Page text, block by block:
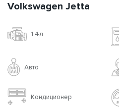
Volkswagen Jetta
1.4л
Авто
Кондиционер